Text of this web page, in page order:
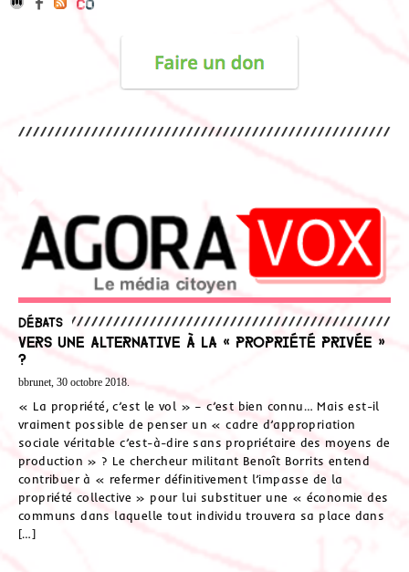
Débats
Vers une alternative à la « propriété privée »
?
bbrunet, 30 octobre 2018.
« La propriété, c’est le vol » – c’est bien connu… Mais est-il
vraiment possible de penser un « cadre d’appropriation
sociale véritable c’est-à-dire sans propriétaire des moyens de
production » ? Le chercheur militant Benoît Borrits entend
contribuer à « refermer définitivement l’impasse de la
propriété collective » pour lui substituer une « économie des
communs dans laquelle tout individu trouvera sa place dans
[…]